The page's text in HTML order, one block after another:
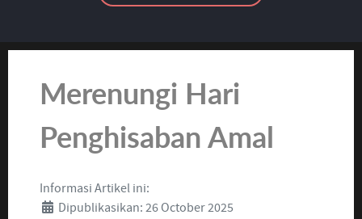
Merenungi Hari
Penghisaban Amal
Informasi Artikel ini:
Dipublikasikan: 26 October 2025